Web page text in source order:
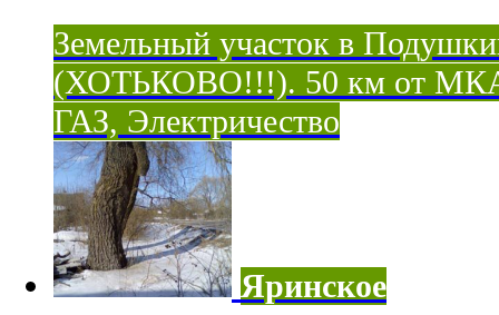
Земельный участок в
(ХОТЬКОВО!!!). 50 км от
ГАЗ, Электричество
Яринское